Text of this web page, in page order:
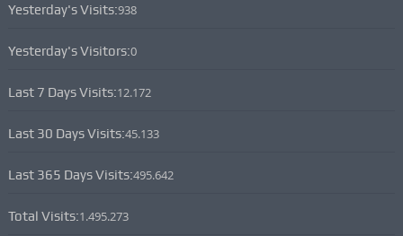
Yesterday's Visits:938
Yesterday's Visitors:0
Last 7 Days Visits:12.172
Last 30 Days Visits:45.133
Last 365 Days Visits:495.642
Total Visits:1.495.273